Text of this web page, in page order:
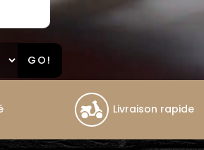
GO!
Livraison rapide